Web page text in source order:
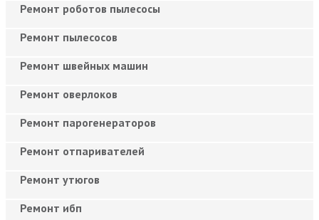
Ремонт роботов пылесосы
Ремонт пылесосов
Ремонт швейных машин
Ремонт оверлоков
Ремонт парогенераторов
Ремонт отпаривателей
Ремонт утюгов
Ремонт ибп